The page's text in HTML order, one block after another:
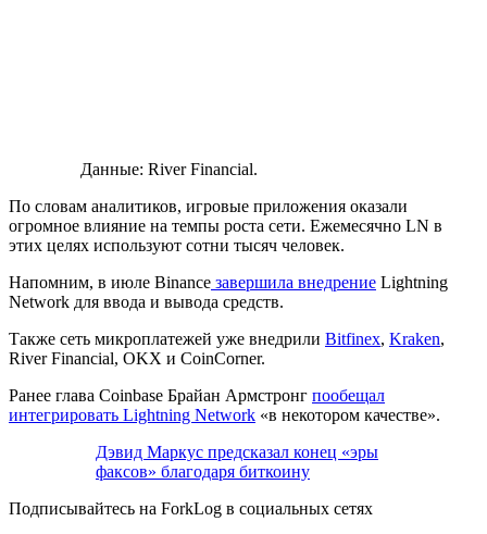
Данные: River Financial.
По словам аналитиков, игровые приложения оказали
огромное влияние на темпы роста сети. Ежемесячно LN в
этих целях используют сотни тысяч человек.
Напомним, в июле Binance завершила внедрение Lightning
Network для ввода и вывода средств.
Также сеть микроплатежей уже внедрили Bitfinex, Kraken,
River Financial, OKX и CoinCorner.
Ранее глава Coinbase Брайан Армстронг пообещал
интегрировать Lightning Network «в некотором качестве».
Дэвид Маркус предсказал конец «эры
факсов» благодаря биткоину
Подписывайтесь на ForkLog в социальных сетях